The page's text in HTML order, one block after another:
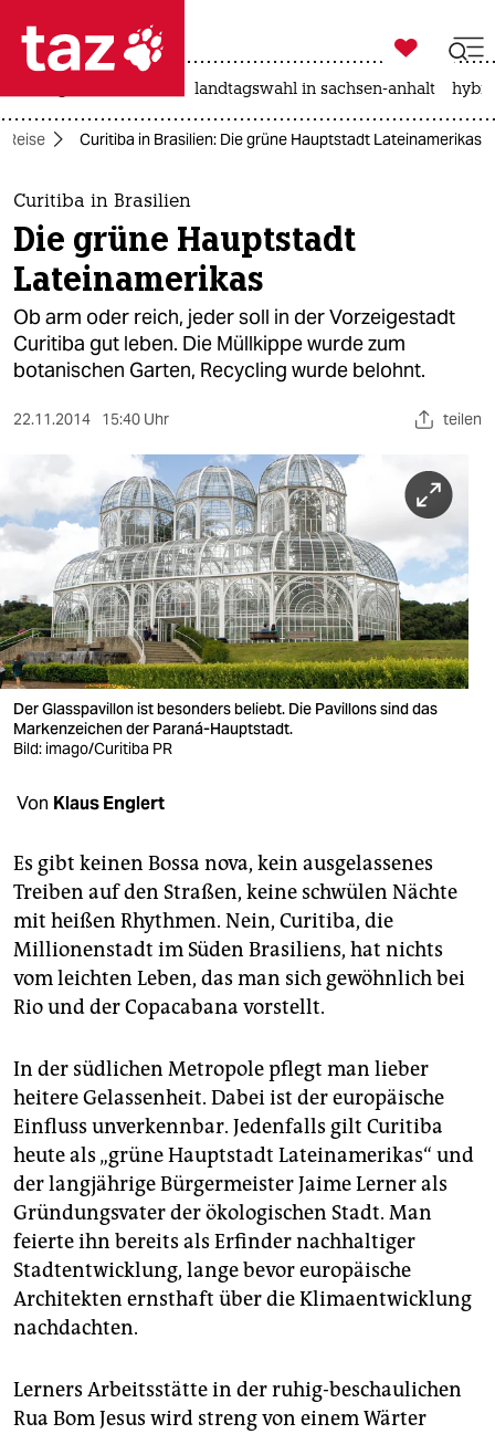
 taz zahl ich
taz zahl ich
themen
politik
öko
gesellschaft
berlin
nord
wahrheit
verlag
verlag
veranstaltungen
unterstützen
abo
genossenschaft
epaper login

taz zahl ich
landtagswahl in sachsen-anhalt
Reise Curitiba in Brasilien: Die grüne Hauptstadt Lateinamerikas
Curitiba in Brasilien
Die grüne Hauptstadt
Lateinamerikas
Ob arm oder reich, jeder soll in der Vorzeigestadt
Curitiba gut leben. Die Müllkippe wurde zum
botanischen Garten, Recycling wurde belohnt.
22.11.2014 15:40 Uhr teilen
Der Glasspavillon ist besonders beliebt. Die Pavillons sind das
Markenzeichen der Paraná-Hauptstadt.
Bild: imago/Curitiba PR
Von Klaus Englert
Es gibt keinen Bossa nova, kein ausgelassenes
Treiben auf den Straßen, keine schwülen Nächte
mit heißen Rhythmen. Nein, Curitiba, die
Millionenstadt im Süden Brasiliens, hat nichts
vom leichten Leben, das man sich gewöhnlich bei
Rio und der Copacabana vorstellt.
In der südlichen Metropole pflegt man lieber
heitere Gelassenheit. Dabei ist der europäische
Einfluss unverkennbar. Jedenfalls gilt Curitiba
heute als „grüne Hauptstadt Lateinamerikas“ und
der langjährige Bürgermeister Jaime Lerner als
Gründungsvater der ökologischen Stadt. Man
feierte ihn bereits als Erfinder nachhaltiger
Stadtentwicklung, lange bevor europäische
Architekten ernsthaft über die Klimaentwicklung
nachdachten.
Lerners Arbeitsstätte in der ruhig-beschaulichen
Rua Bom Jesus wird streng von einem Wärter